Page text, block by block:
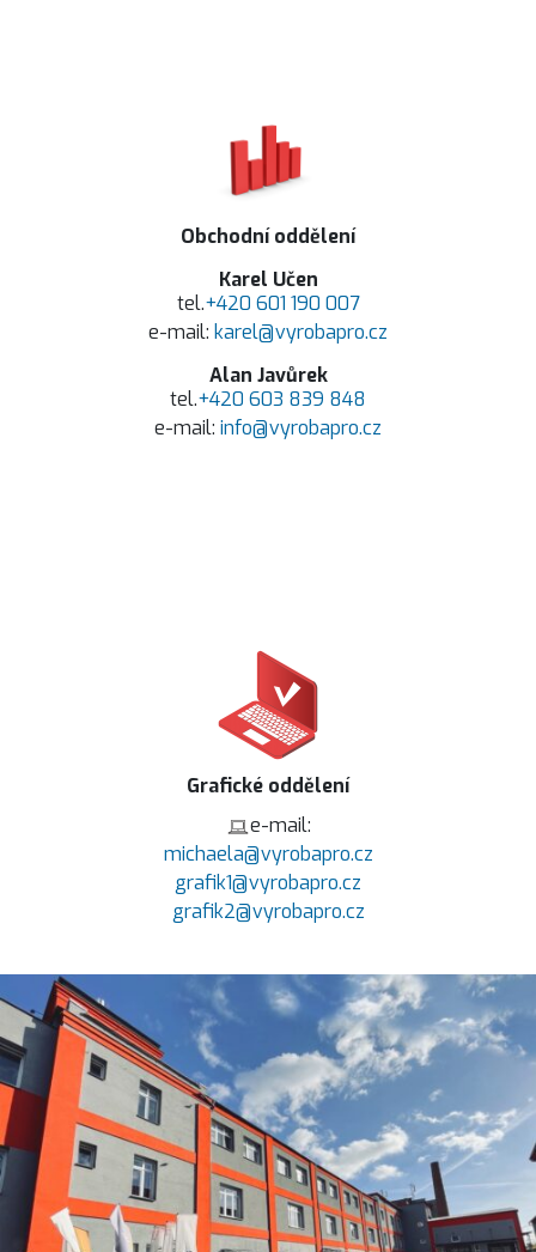
Obchodní oddělení
Karel Učen
tel.+420 601 190 007
e-mail: karel@vyrobapro.cz
Alan Javůrek
tel.+420 603 839 848
e-mail: info@vyrobapro.cz
Grafické oddělení
e-mail:
michaela@vyrobapro.cz
grafik1@vyrobapro.cz
grafik2@vyrobapro.cz